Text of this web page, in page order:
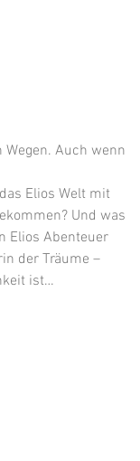
Wegen. Auch wenn
Elios Welt mit
Und was
Elios Abenteuer
der Träume –
ist…